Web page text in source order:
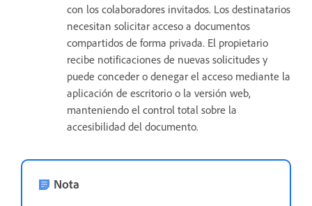
con los colaboradores invitados. Los destinatarios
necesitan solicitar acceso a documentos
compartidos de forma privada. El propietario
recibe notificaciones de nuevas solicitudes y
puede conceder o denegar el acceso mediante la
aplicación de escritorio o la versión web,
manteniendo el control total sobre la
accesibilidad del documento.
Nota